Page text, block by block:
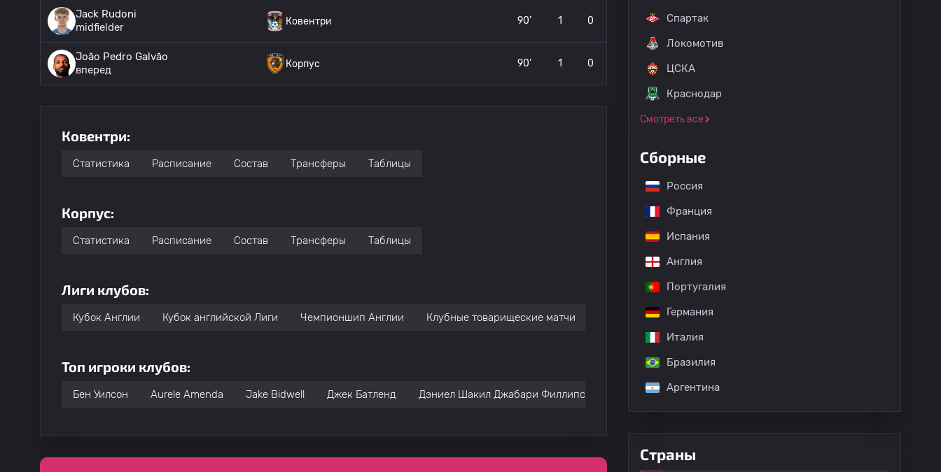
Jack Rudoni
midfielder
Ковентри 90’ 1 0
João Pedro Galvão
вперед
Корпус 90’ 1 0
Ковентри:
Статистика Расписание Состав Трансферы Таблицы
Корпус:
Статистика Расписание Состав Трансферы Таблицы
Лиги клубов:
Кубок Англии Кубок английской Лиги Чемпионшип Англии Клубные товарищеские матчи
Топ игроки клубов:
Бен Уилсон Aurele Amenda Jake Bidwell Джек Батленд Дэниел Шакил Джабари Филлипс
Спартак
Локомотив
ЦСКА
Краснодар
Смотреть все
Сборные
Россия
Франция
Испания
Англия
Португалия
Германия
Италия
Бразилия
Аргентина
Страны